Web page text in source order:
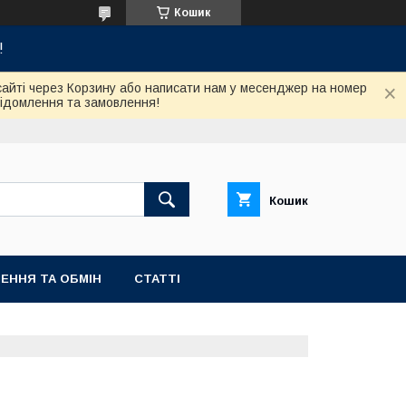
Кошик
через Корзину або написати нам у месенджер на номер
та замовлення!
Кошик
ТА ОБМІН СТАТТІ